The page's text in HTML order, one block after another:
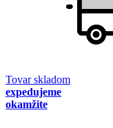
Tovar skladom
expedujeme
okamžite